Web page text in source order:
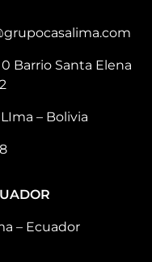
Barrio Santa Elena
– Bolivia
– Ecuador